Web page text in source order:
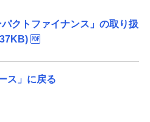
クトファイナンス」の取り扱
ス」に戻る